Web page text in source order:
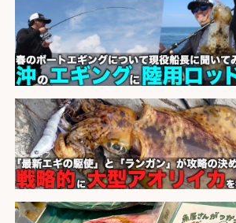
sponsored by 求人ボックス
さらに求人情報を見る